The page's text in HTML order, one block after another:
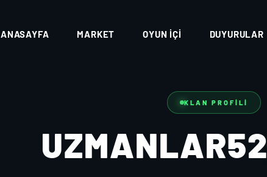
ANASAYFA MARKET OYUN İÇI DUYURULAR
KLAN PROFILI
UZMANLAR52